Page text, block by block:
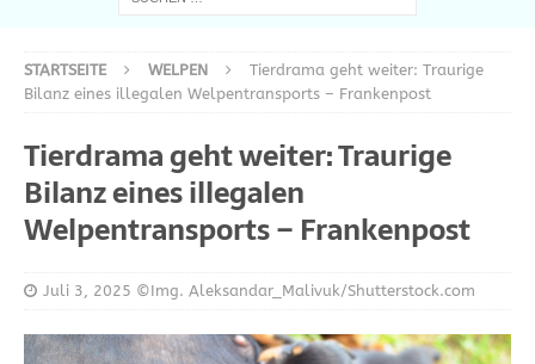
STARTSEITE WELPEN
Tierdrama geht weiter: Traurige
Bilanz eines illegalen Welpentransports – Frankenpost
Tierdrama geht weiter: Traurige
Bilanz eines illegalen
Welpentransports – Frankenpost
Juli 3, 2025 ©Img. Aleksandar_Malivuk/Shutterstock.com